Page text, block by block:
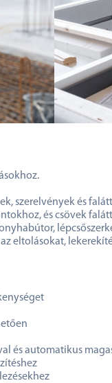
szerelvények és
és csövek
eltolásokat,
és automatikus